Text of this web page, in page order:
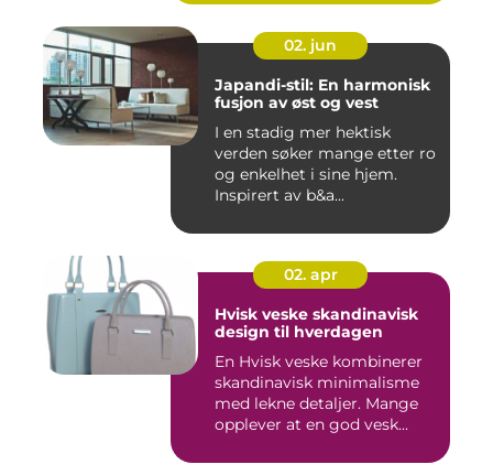
02. jun
Japandi-stil: En harmonisk
fusjon av øst og vest
I en stadig mer hektisk
verden søker mange etter ro
og enkelhet i sine hjem.
Inspirert av b&a...
02. apr
Hvisk veske skandinavisk
design til hverdagen
En Hvisk veske kombinerer
skandinavisk minimalisme
med lekne detaljer. Mange
opplever at en god vesk...